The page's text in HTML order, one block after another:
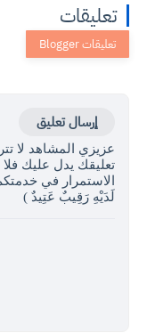
تعليقات
إرسال تعليق
عزيزي المشاهد لا
تعليقك يدل عليك فلا
الاستمرار في
لَدَيْهِ رَقِيبٌ عَتِيدٌ )